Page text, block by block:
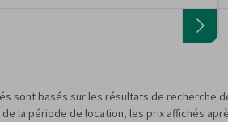
sont basés sur les résultats de recherche
la période de location, les prix affichés